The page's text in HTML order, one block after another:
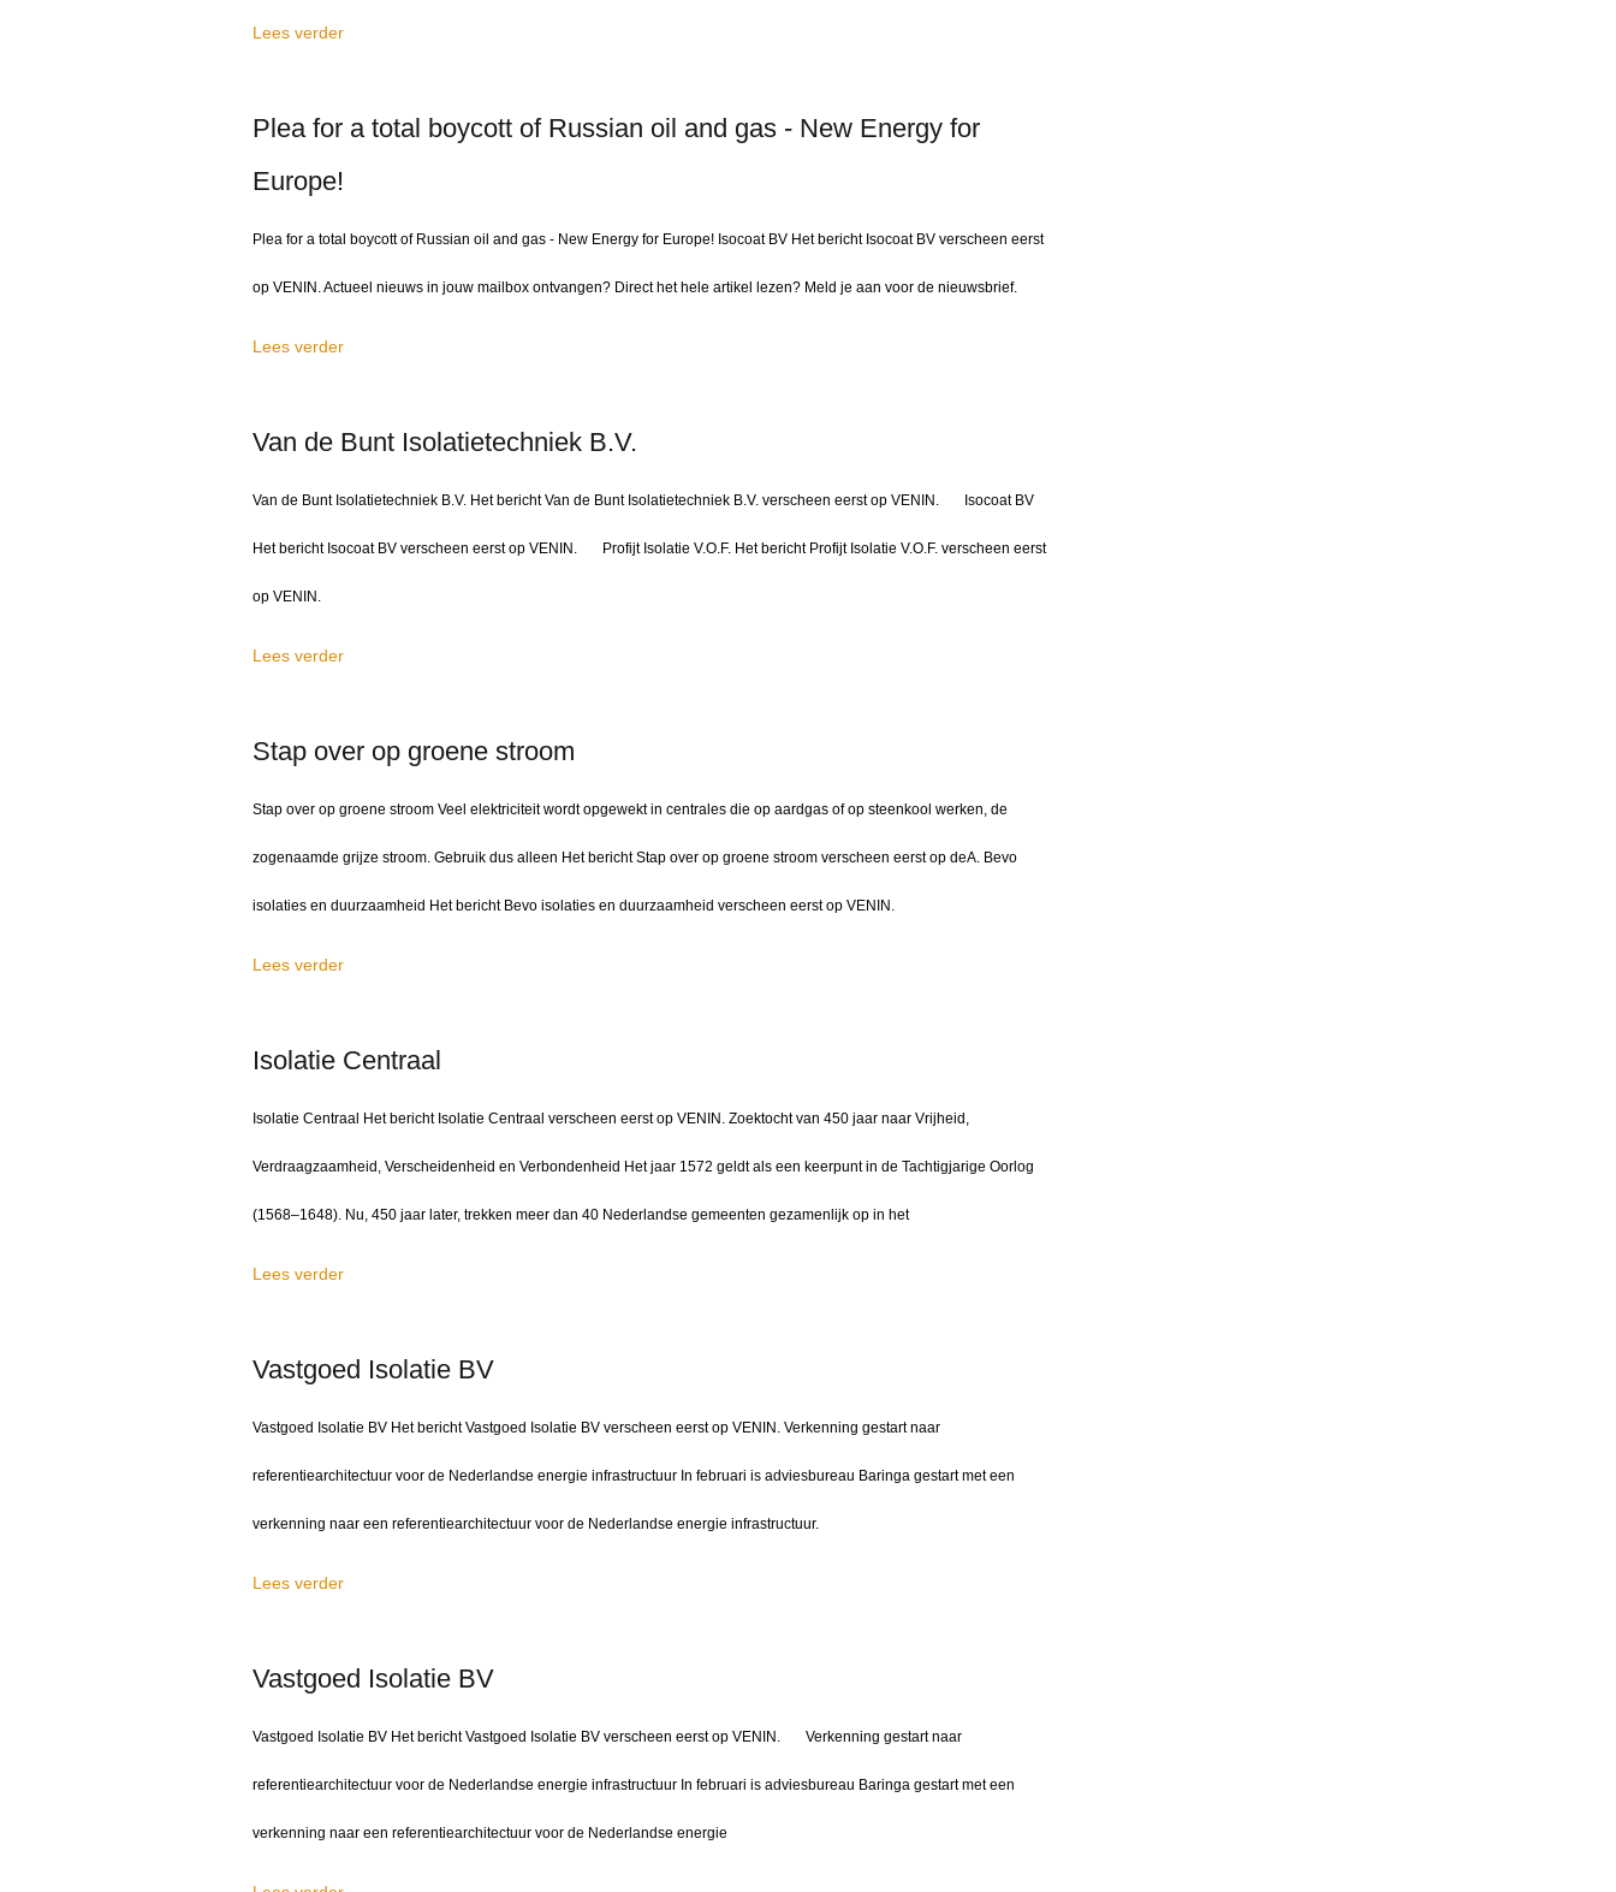
Lees verder
Plea for a total boycott of Russian oil and gas - New Energy for
Europe!
Plea for a total boycott of Russian oil and gas - New Energy for Europe! Isocoat BV Het bericht Isocoat BV verscheen eerst
op VENIN. Actueel nieuws in jouw mailbox ontvangen? Direct het hele artikel lezen? Meld je aan voor de nieuwsbrief.
Lees verder
Van de Bunt Isolatietechniek B.V.
Van de Bunt Isolatietechniek B.V. Het bericht Van de Bunt Isolatietechniek B.V. verscheen eerst op VENIN. Isocoat BV
Het bericht Isocoat BV verscheen eerst op VENIN. Profijt Isolatie V.O.F. Het bericht Profijt Isolatie V.O.F. verscheen eerst
op VENIN.
Lees verder
Stap over op groene stroom
Stap over op groene stroom Veel elektriciteit wordt opgewekt in centrales die op aardgas of op steenkool werken, de
zogenaamde grijze stroom. Gebruik dus alleen Het bericht Stap over op groene stroom verscheen eerst op deA. Bevo
isolaties en duurzaamheid Het bericht Bevo isolaties en duurzaamheid verscheen eerst op VENIN.
Lees verder
Isolatie Centraal
Isolatie Centraal Het bericht Isolatie Centraal verscheen eerst op VENIN. Zoektocht van 450 jaar naar Vrijheid,
Verdraagzaamheid, Verscheidenheid en Verbondenheid Het jaar 1572 geldt als een keerpunt in de Tachtigjarige Oorlog
(1568–1648). Nu, 450 jaar later, trekken meer dan 40 Nederlandse gemeenten gezamenlijk op in het
Lees verder
Vastgoed Isolatie BV
Vastgoed Isolatie BV Het bericht Vastgoed Isolatie BV verscheen eerst op VENIN. Verkenning gestart naar
referentiearchitectuur voor de Nederlandse energie infrastructuur In februari is adviesbureau Baringa gestart met een
verkenning naar een referentiearchitectuur voor de Nederlandse energie infrastructuur.
Lees verder
Vastgoed Isolatie BV
Vastgoed Isolatie BV Het bericht Vastgoed Isolatie BV verscheen eerst op VENIN. Verkenning gestart naar
referentiearchitectuur voor de Nederlandse energie infrastructuur In februari is adviesbureau Baringa gestart met een
verkenning naar een referentiearchitectuur voor de Nederlandse energie